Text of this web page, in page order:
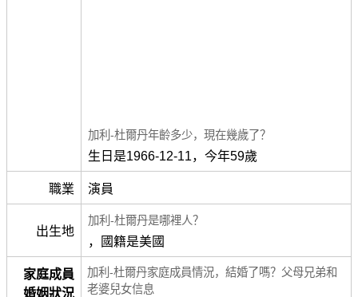
加利-杜爾丹年齡多少，現在幾歲了？
生日是1966-12-11，今年59歲
職業 演員
出生地
加利-杜爾丹是哪裡人？
，國籍是美國
家庭成員
婚姻狀況
加利-杜爾丹家庭成員情況，結婚了嗎？父母兄弟和
老婆兒女信息